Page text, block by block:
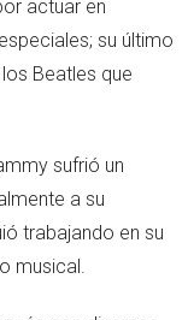
actuar en
su último
Beatles que
sufrió un
a su
trabajando en su
musical.